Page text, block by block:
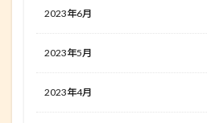
2023年6月
2023年5月
2023年4月